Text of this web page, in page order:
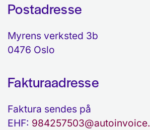
Postadresse
Myrens verksted 3b
0476 Oslo
Fakturaadresse
Faktura sendes på
EHF: